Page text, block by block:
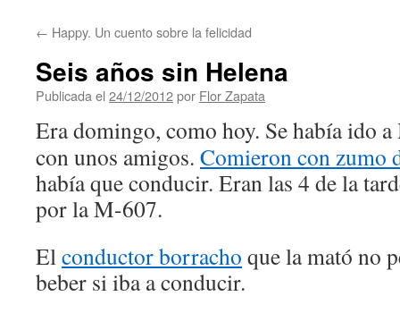
← Happy. Un cuento sobre la felicidad
Seis años sin Helena
Publicada el 24/12/2012por Flor Zapata
Era domingo, como hoy. Se había ido a
con unos amigos. Comieron con zumo
había que conducir. Eran las 4 de la
por la M-607.
Elconductor borracho que la mató no
beber si iba a conducir.